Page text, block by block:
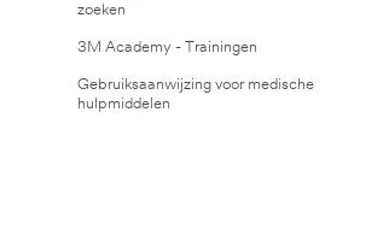
zoeken
3M Academy - Trainingen
Gebruiksaanwijzing voor medische
hulpmiddelen